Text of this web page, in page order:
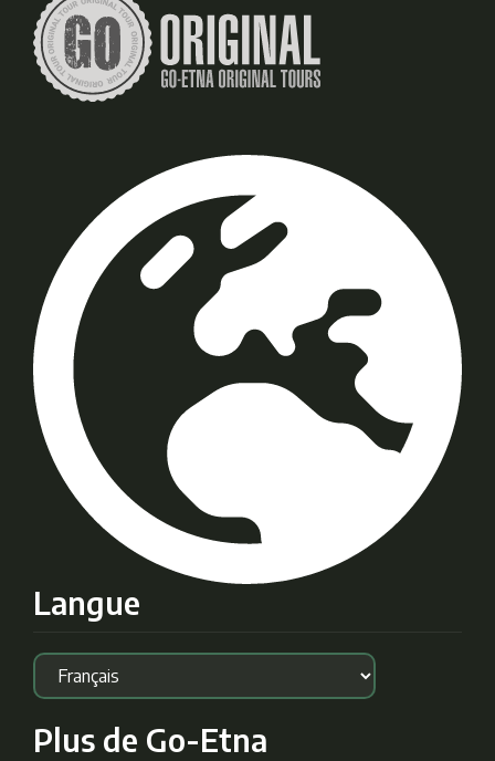
Langue
Plus de Go-Etna